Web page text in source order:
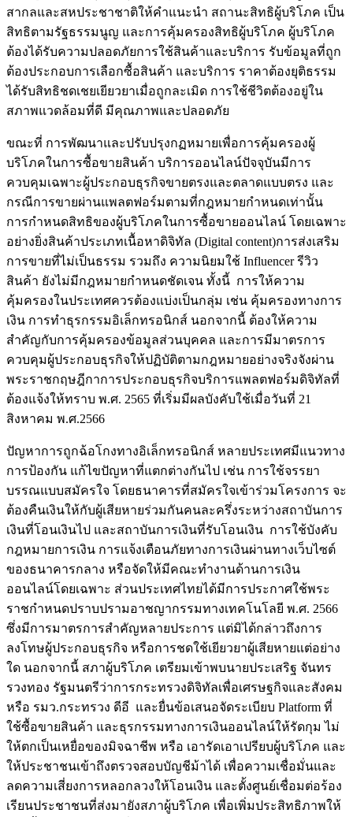
สากลและสหประชาชาติให้คำแนะนำ สถานะสิทธิผู้บริโภค เป็น
สิทธิตามรัฐธรรมนูญ และการคุ้มครองสิทธิผู้บริโภค ผู้บริโภค
ต้องได้รับความปลอดภัยการใช้สินค้าและบริการ รับข้อมูลที่ถูก
ต้องประกอบการเลือกซื้อสินค้า และบริการ ราคาต้องยุติธรรม
ได้รับสิทธิชดเชยเยียวยาเมื่อถูกละเมิด การใช้ชีวิตต้องอยู่ใน
สภาพแวดล้อมที่ดี มีคุณภาพและปลอดภัย
ขณะที่ การพัฒนาและปรับปรุงกฏหมายเพื่อการคุ้มครองผู้
บริโภคในการซื้อขายสินค้า บริการออนไลน์ปัจจุบันมีการ
ควบคุมเฉพาะผู้ประกอบธุรกิจขายตรงและตลาดแบบตรง และ
กรณีการขายผ่านแพลตฟอร์มตามที่กฎหมายกำหนดเท่านั้น
การกำหนดสิทธิของผู้บริโภคในการซื้อขายออนไลน์ โดยเฉพาะ
อย่างยิ่งสินค้าประเภทเนื้อหาดิจิทัล (Digital content)การส่งเสริม
การขายที่ไม่เป็นธรรม รวมถึง ความนิยมใช้ Influencer รีวิว
สินค้า ยังไม่มีกฎหมายกำหนดชัดเจน ทั้งนี้ การให้ความ
คุ้มครองในประเทศควรต้องแบ่งเป็นกลุ่ม เช่น คุ้มครองทางการ
เงิน การทำธุรกรรมอิเล็กทรอนิกส์ นอกจากนี้ ต้องให้ความ
สำคัญกับการคุ้มครองข้อมูลส่วนบุคคล และการมีมาตรการ
ควบคุมผู้ประกอบธุรกิจให้ปฏิบัติตามกฎหมายอย่างจริงจังผ่าน
พระราชกฤษฎีกาการประกอบธุรกิจบริการแพลตฟอร์มดิจิทัลที่
ต้องแจ้งให้ทราบ พ.ศ. 2565 ที่เริ่มมีผลบังคับใช้เมื่อวันที่ 21
สิงหาคม พ.ศ.2566
ปัญหาการถูกฉ้อโกงทางอิเล็กทรอนิกส์ หลายประเทศมีแนวทาง
การป้องกัน แก้ไขปัญหาที่แตกต่างกันไป เช่น การใช้จรรยา
บรรณแบบสมัครใจ โดยธนาคารที่สมัครใจเข้าร่วมโครงการ จะ
ต้องคืนเงินให้กับผู้เสียหายร่วมกันคนละครึ่งระหว่างสถาบันการ
เงินที่โอนเงินไป และสถาบันการเงินที่รับโอนเงิน การใช้บังคับ
กฎหมายการเงิน การแจ้งเตือนภัยทางการเงินผ่านทางเว็บไซต์
ของธนาคารกลาง หรือจัดให้มีคณะทำงานด้านการเงิน
ออนไลน์โดยเฉพาะ ส่วนประเทศไทยได้มีการประกาศใช้พระ
ราชกำหนดปราบปรามอาชญากรรมทางเทคโนโลยี พ.ศ. 2566
ซึ่งมีการมาตรการสำคัญหลายประการ แต่มิได้กล่าวถึงการ
ลงโทษผู้ประกอบธุรกิจ หรือการชดใช้เยียวยาผู้เสียหายแต่อย่าง
ใด นอกจากนี้ สภาผู้บริโภค เตรียมเข้าพบนายประเสริฐ จันทร
รวงทอง รัฐมนตรีว่าการกระทรวงดิจิทัลเพื่อเศรษฐกิจและสังคม
หรือ รมว.กระทรวง ดีอี และยื่นข้อเสนอจัดระเบียบ Platform ที่
ใช้ซื้อขายสินค้า และธุรกรรมทางการเงินออนไลน์ให้รัดกุม ไม่
ให้ตกเป็นเหยื่อของมิจฉาชีพ หรือ เอารัดเอาเปรียบผู้บริโภค และ
ให้ประชาชนเข้าถึงตรวจสอบบัญชีม้าได้ เพื่อความเชื่อมั่นและ
ลดความเสี่ยงการหลอกลวงให้โอนเงิน และตั้งศูนย์เชื่อมต่อร้อง
เรียนประชาชนที่ส่งมายังสภาผู้บริโภค เพื่อเพิ่มประสิทธิภาพให้